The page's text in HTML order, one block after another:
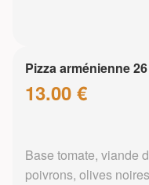
Pizza arménienne
13.00 €
Base tomate, viande
poivrons, olives noires